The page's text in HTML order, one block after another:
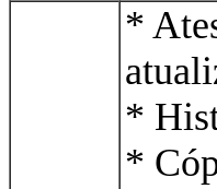
*
*
*